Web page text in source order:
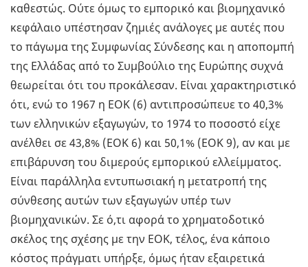
καθεστώς. Ούτε όμως το εμπορικό και βιομηχανικό
κεφάλαιο υπέστησαν ζημιές ανάλογες με αυτές που
το πάγωμα της Συμφωνίας Σύνδεσης και η αποπομπή
της Ελλάδας από το Συμβούλιο της Ευρώπης συχνά
θεωρείται ότι του προκάλεσαν. Είναι χαρακτηριστικό
ότι, ενώ το 1967 η ΕΟΚ (6) αντιπροσώπευε το 40,3%
των ελληνικών εξαγωγών, το 1974 το ποσοστό είχε
ανέλθει σε 43,8% (ΕΟΚ 6) και 50,1% (ΕΟΚ 9), αν και με
επιβάρυνση του διμερούς εμπορικού ελλείμματος.
Είναι παράλληλα εντυπωσιακή η μετατροπή της
σύνθεσης αυτών των εξαγωγών υπέρ των
βιομηχανικών. Σε ό,τι αφορά το χρηματοδοτικό
σκέλος της σχέσης με την ΕΟΚ, τέλος, ένα κάποιο
κόστος πράγματι υπήρξε, όμως ήταν εξαιρετικά